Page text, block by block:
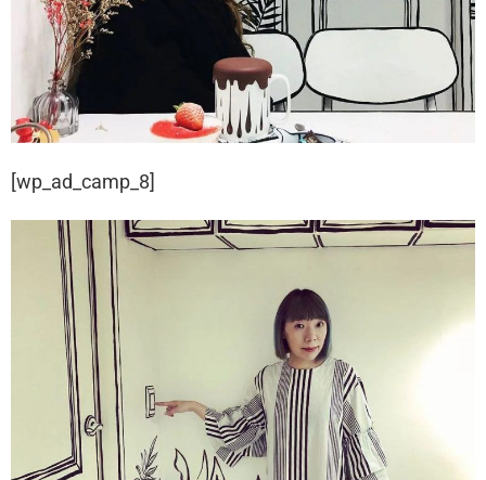
[wp_ad_camp_8]